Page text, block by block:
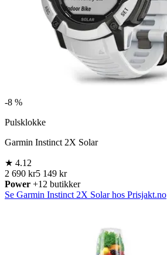
-8 %
Pulsklokke
Garmin Instinct 2X Solar
★ 4.12
2 690 kr5 149 kr
Power +12 butikker
Se Garmin Instinct 2X Solar hos Prisjakt.no